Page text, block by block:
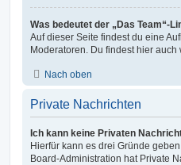
Was bedeutet der „Das Team“-
Auf dieser Seite findest du eine
Moderatoren. Du findest hier
Nach oben
Private Nachrichten
Ich kann keine Privaten
Hierfür kann es drei Gründe
Board-Administration hat Private